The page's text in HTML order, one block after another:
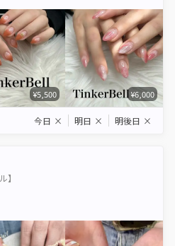
¥5,500 ¥6,000
今日 × 明日 × 明後日 ×
】